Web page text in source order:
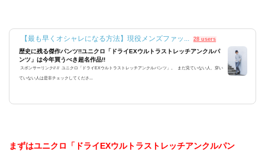
【最も早くオシャレになる方法】現役メンズファッ... 28 users
歴史に残る傑作パンツ!!ユニクロ「ドライEXウルトラストレッチアンクルパ
ンツ」は今年買うべき超名作品!!
スポンサーリンク// // ユニクロ「ドライEXウルトラストレッチアンクルパンツ」。 まだ見ていない人、穿い
ていない人は是非チェックしてくださ...
まずはユニクロ「ドライEXウルトラストレッチアンクルパン